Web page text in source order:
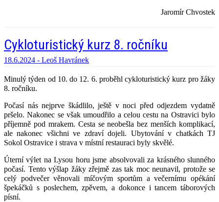
Jaromír Chvostek
Cykloturistický kurz 8. ročníku
18.6.2024 - Leoš Havránek
Minulý týden od 10. do 12. 6. proběhl cykloturistický kurz pro žáky
8. ročníku.
Počasí nás nejprve škádlilo, ještě v noci před odjezdem vydatně
pršelo. Nakonec se však umoudřilo a celou cestu na Ostravici bylo
příjemně pod mrakem. Cesta se neobešla bez menších komplikací,
ale nakonec všichni ve zdraví dojeli. Ubytování v chatkách TJ
Sokol Ostravice i strava v místní restauraci byly skvělé.
Úterní výlet na Lysou horu jsme absolvovali za krásného slunného
počasí. Tento výšlap žáky zřejmě zas tak moc neunavil, protože se
celý podvečer věnovali míčovým sportům a večernímu opékání
špekáčků s poslechem, zpěvem, a dokonce i tancem táborových
písní.